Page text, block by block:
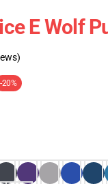
E Wolf
-20%